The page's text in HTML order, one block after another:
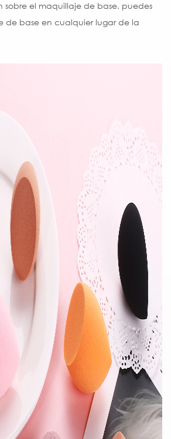
sobre el maquillaje de base. puedes
de base en cualquier lugar de la